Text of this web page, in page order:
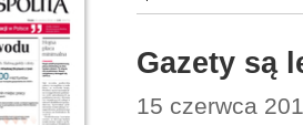
Gazety są
15 czerwca